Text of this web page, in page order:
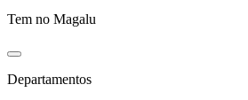
Tem no Magalu
Departamentos